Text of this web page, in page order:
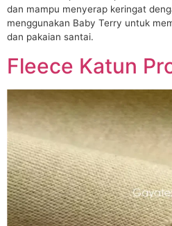
dan mampu menyerap keringat
menggunakan Baby Terry untuk
dan pakaian santai.
Fleece Katun